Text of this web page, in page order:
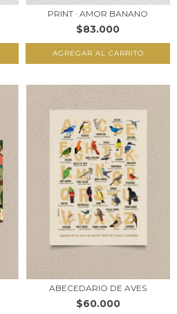
PRINT · AMOR BANANO
$83.000
AGREGAR AL CARRITO
ABECEDARIO DE AVES
$60.000